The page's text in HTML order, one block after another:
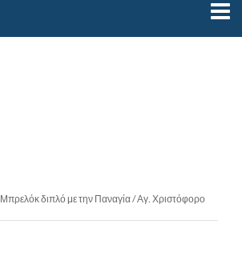
Μπρελόκ διπλό με την Παναγία / Αγ. Χριστόφορο